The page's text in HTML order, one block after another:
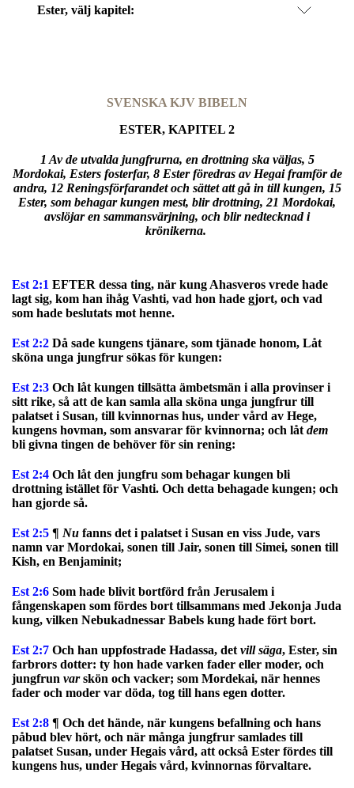
Ester, välj kapitel:
SVENSKA KJV BIBELN
ESTER, KAPITEL 2
1 Av de utvalda jungfrurna, en drottning ska väljas, 5
Mordokai, Esters fosterfar, 8 Ester föredras av Hegai framför de
andra, 12 Reningsförfarandet och sättet att gå in till kungen, 15
Ester, som behagar kungen mest, blir drottning, 21 Mordokai,
avslöjar en sammansvärjning, och blir nedtecknad i
krönikerna.
Est 2:1 EFTER dessa ting, när kung Ahasveros vrede hade
lagt sig, kom han ihåg Vashti, vad hon hade gjort, och vad
som hade beslutats mot henne.
Est 2:2 Då sade kungens tjänare, som tjänade honom, Låt
sköna unga jungfrur sökas för kungen:
Est 2:3 Och låt kungen tillsätta ämbetsmän i alla provinser i
sitt rike, så att de kan samla alla sköna unga jungfrur till
palatset i Susan, till kvinnornas hus, under vård av Hege,
kungens hovman, som ansvarar för kvinnorna; och låt dem
bli givna tingen de behöver för sin rening:
Est 2:4 Och låt den jungfru som behagar kungen bli
drottning istället för Vashti. Och detta behagade kungen; och
han gjorde så.
Est 2:5 ¶ Nu fanns det i palatset i Susan en viss Jude, vars
namn var Mordokai, sonen till Jair, sonen till Simei, sonen till
Kish, en Benjaminit;
Est 2:6 Som hade blivit bortförd från Jerusalem i
fångenskapen som fördes bort tillsammans med Jekonja Juda
kung, vilken Nebukadnessar Babels kung hade fört bort.
Est 2:7 Och han uppfostrade Hadassa, det vill säga, Ester, sin
farbrors dotter: ty hon hade varken fader eller moder, och
jungfrun varskön och vacker; som Mordekai, när hennes
fader och moder var döda, tog till hans egen dotter.
Est 2:8 ¶ Och det hände, när kungens befallning och hans
påbud blev hört, och när många jungfrur samlades till
palatset Susan, under Hegais vård, att också Ester fördes till
kungens hus, under Hegais vård, kvinnornas förvaltare.